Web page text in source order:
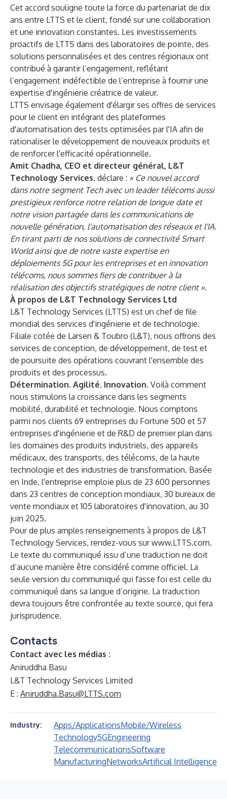
Cet accord souligne toute la force du partenariat de dix
ans entre LTTS et le client, fondé sur une collaboration
et une innovation constantes. Les investissements
proactifs de LTTS dans des laboratoires de pointe, des
solutions personnalisées et des centres régionaux ont
contribué à garantir l’engagement, reflétant
l’engagement indéfectible de l’entreprise à fournir une
expertise d'ingénierie créatrice de valeur.
LTTS envisage également d'élargir ses offres de services
pour le client en intégrant des plateformes
d'automatisation des tests optimisées par l'IA afin de
rationaliser le développement de nouveaux produits et
de renforcer l'efficacité opérationnelle.
Amit Chadha, CEO et directeur général, L&T
Technology Services, déclare : « Ce nouvel accord
dans notre segment Tech avec un leader télécoms aussi
prestigieux renforce notre relation de longue date et
notre vision partagée dans les communications de
nouvelle génération, l'automatisation des réseaux et l'IA.
En tirant parti de nos solutions de connectivité Smart
World ainsi que de notre vaste expertise en
déploiements 5G pour les entreprises et en innovation
télécoms, nous sommes fiers de contribuer à la
réalisation des objectifs stratégiques de notre client ».
À propos de L&T Technology Services Ltd
L&T Technology Services (LTTS) est un chef de file
mondial des services d'ingénierie et de technologie.
Filiale cotée de Larsen & Toubro (L&T), nous offrons des
services de conception, de développement, de test et
de poursuite des opérations couvrant l'ensemble des
produits et des processus.
Détermination. Agilité. Innovation. Voilà comment
nous stimulons la croissance dans les segments
mobilité, durabilité et technologie. Nous comptons
parmi nos clients 69 entreprises du Fortune 500 et 57
entreprises d'ingénierie et de R&D de premier plan dans
les domaines des produits industriels, des appareils
médicaux, des transports, des télécoms, de la haute
technologie et des industries de transformation. Basée
en Inde, l'entreprise emploie plus de 23 600 personnes
dans 23 centres de conception mondiaux, 30 bureaux de
vente mondiaux et 105 laboratoires d'innovation, au 30
juin 2025.
Pour de plus amples renseignements à propos de L&T
Technology Services, rendez-vous surwww.LTTS.com.
Le texte du communiqué issu d’une traduction ne doit
d’aucune manière être considéré comme officiel. La
seule version du communiqué qui fasse foi est celle du
communiqué dans sa langue d’origine. La traduction
devra toujours être confrontée au texte source, qui fera
jurisprudence.
Contacts
Contact avec les médias :
Aniruddha Basu
L&T Technology Services Limited
E : Aniruddha.Basu@LTTS.com
Industry: Apps/ApplicationsMobile/Wireless
Technology5GEngineering
TelecommunicationsSoftware
ManufacturingNetworksArtificial Intelligence